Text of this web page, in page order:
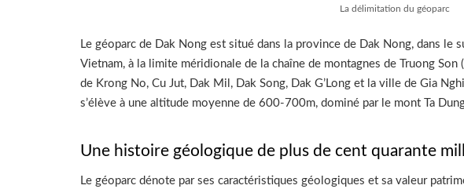
La délimitation du géoparc
Le géoparc de Dak Nong est situé dans la province de Dak Nong, dans le
Vietnam, à la limite méridionale de la chaîne de montagnes de Truong
de Krong No, Cu Jut, Dak Mil, Dak Song, Dak G’Long et la ville de Gia
s’élève à une altitude moyenne de 600-700m, dominé par le mont Ta
Une histoire géologique de plus de cent quarante
Le géoparc dénote par ses caractéristiques géologiques et sa valeur